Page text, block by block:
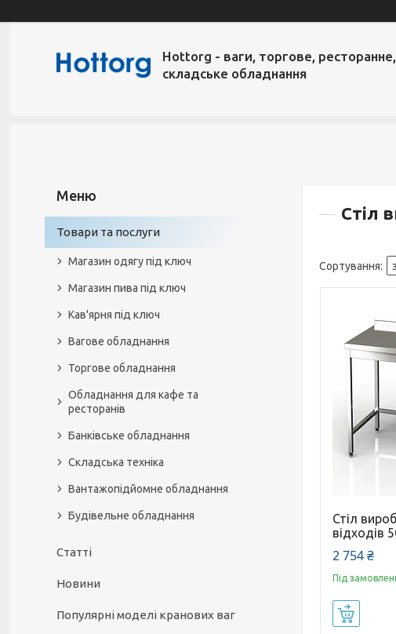
Hottorg - ваги, торгове, ресторанне,
складське обладнання
Стіл
Стіл
відходів
2 754 ₴
Під
Товари та послуги
Магазин одягу під ключ
Магазин пива під ключ
Кав'ярня під ключ
Вагове обладнання
Торгове обладнання
Обладнання для кафе та
ресторанів
Банківське обладнання
Складська техніка
Вантажопідйомне обладнання
Будівельне обладнання
Статті
Новини
Популярні моделі кранових ваг